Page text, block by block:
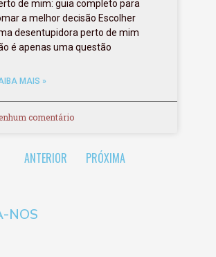
de mim: guia completo para
a melhor decisão Escolher
desentupidora perto de mim
é apenas uma questão
MAIS »
comentário
ANTERIOR PRÓXIMA
NOS